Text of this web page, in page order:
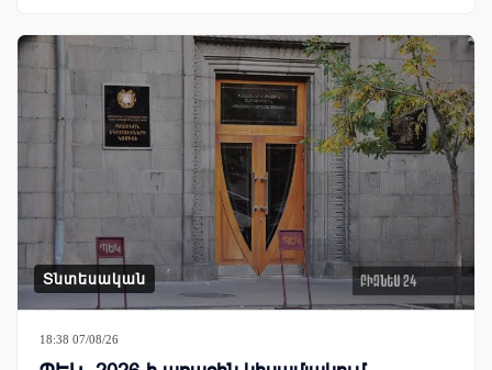
Տնտեսական
18:38 07/08/26